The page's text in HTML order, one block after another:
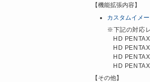
【機能拡張内容】
カスタムイメ
※下記の対応
HD
HD
HD
HD
【その他】